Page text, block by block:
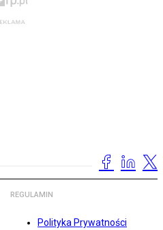
REGULAMIN
Polityka Prywatności